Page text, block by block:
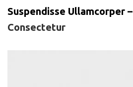
Suspendisse Ullamcorper –
Consectetur